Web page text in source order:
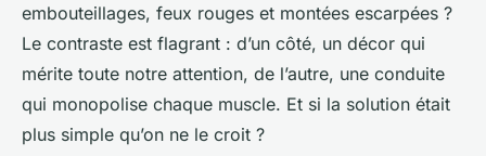
embouteillages, feux rouges et montées escarpées ?
Le contraste est flagrant : d’un côté, un décor qui
mérite toute notre attention, de l’autre, une conduite
qui monopolise chaque muscle. Et si la solution était
plus simple qu’on ne le croit ?